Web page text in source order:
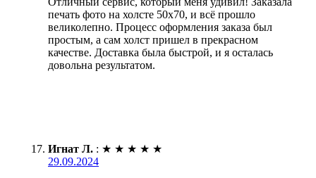
печать фото на холсте 50х70, и всё прошло
великолепно. Процесс оформления заказа был
простым, а сам холст пришел в прекрасном
качестве. Доставка была быстрой, и я осталась
довольна результатом.
Игнат Л. : ★ ★ ★ ★ ★
29.09.2024